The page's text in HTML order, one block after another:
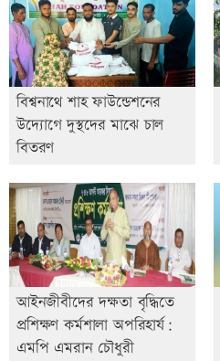
বিশ্বনাথে শাহ ফাউন্ডেশনের
উদ্যোগে দুস্থদের মাঝে চাল
বিতরণ
আইনজীবীদের দক্ষতা বৃদ্ধিতে
প্রশিক্ষণ কর্মশালা অপরিহার্য:
এমপি এমরান চৌধুরী